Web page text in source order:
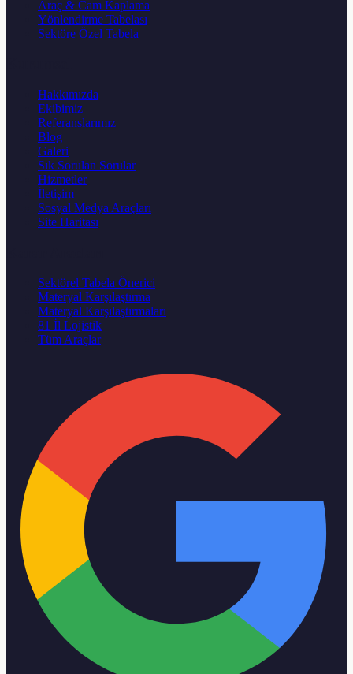
Araç & Cam Kaplama
Yönlendirme Tabelası
Sektöre Özel Tabela
Hakkımızda
Ekibimiz
Referanslarımız
Blog
Galeri
Sık Sorulan Sorular
Hizmetler
İletişim
Sosyal Medya Araçları
Site Haritası
Sektörel Tabela Önerici
Materyal Karşılaştırma
Materyal Karşılaştırmaları
81 İl Lojistik
Tüm Araçlar